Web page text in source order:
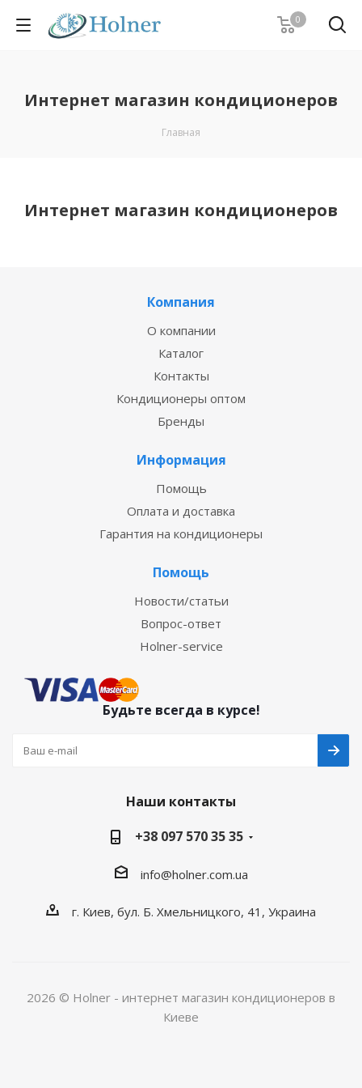
0
Интернет магазин кондиционеров
Главная
Интернет магазин кондиционеров
Компания
О компании
Каталог
Контакты
Кондиционеры оптом
Бренды
Информация
Помощь
Оплата и доставка
Гарантия на кондиционеры
Помощь
Новости/статьи
Вопрос-ответ
Holner-service
Будьте всегда в курсе!
Наши контакты
+38 097 570 35 35
info@holner.com.ua
г. Киев, бул. Б. Хмельницкого, 41, Украина
2026 © Holner - интернет магазин кондиционеров в
Киеве